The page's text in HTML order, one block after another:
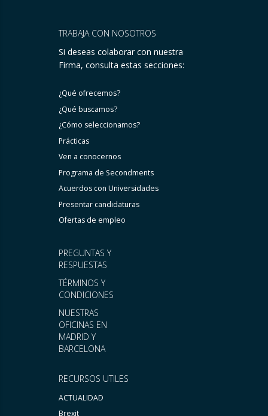
RECURSOS UTILES
ACTUALIDAD
Brexit
PREGUNTAS Y
RESPUESTAS
TÉRMINOS Y
CONDICIONES
NUESTRAS
OFICINAS EN
MADRID Y
BARCELONA
TRABAJA CON NOSOTROS
Si deseas colaborar con nuestra
Firma, consulta estas secciones:
¿Qué ofrecemos?
¿Qué buscamos?
¿Cómo seleccionamos?
Prácticas
Ven a conocernos
Programa de Secondments
Acuerdos con Universidades
Presentar candidaturas
Ofertas de empleo